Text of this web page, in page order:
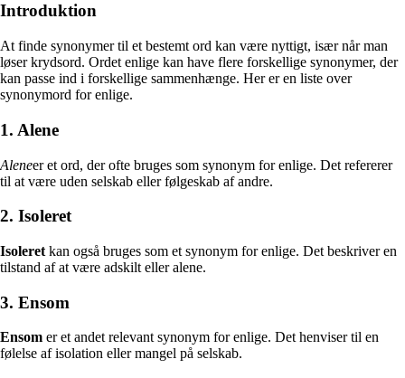
Introduktion
At finde synonymer til et bestemt ord kan være nyttigt, især når man
løser krydsord. Ordet enlige kan have flere forskellige synonymer, der
kan passe ind i forskellige sammenhænge. Her er en liste over
synonymord for enlige.
1. Alene
Aleneer et ord, der ofte bruges som synonym for enlige. Det refererer
til at være uden selskab eller følgeskab af andre.
2. Isoleret
Isoleret kan også bruges som et synonym for enlige. Det beskriver en
tilstand af at være adskilt eller alene.
3. Ensom
Ensom er et andet relevant synonym for enlige. Det henviser til en
følelse af isolation eller mangel på selskab.